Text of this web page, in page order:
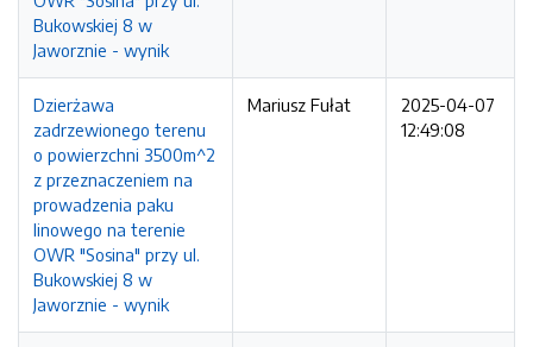
Bukowskiej 8 w
Jaworznie - wynik
Dzierżawa
zadrzewionego terenu
o powierzchni 3500m^2
z przeznaczeniem na
prowadzenia paku
linowego na terenie
OWR "Sosina" przy ul.
Bukowskiej 8 w
Jaworznie - wynik
Mariusz Fułat
2025-04-07
12:49:08